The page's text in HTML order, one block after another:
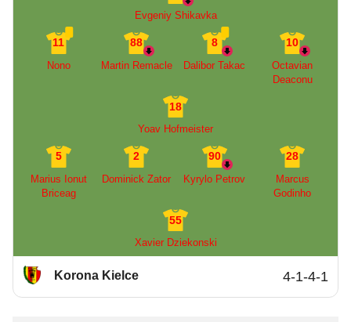
Evgeniy Shikavka
11
Nono
88
Martin Remacle
8
Dalibor Takac
10
Octavian
Deaconu
18
Yoav Hofmeister
5
Marius Ionut
Briceag
2
Dominick Zator
90
Kyrylo Petrov
28
Marcus
Godinho
55
Xavier Dziekonski
Korona Kielce 4-1-4-1